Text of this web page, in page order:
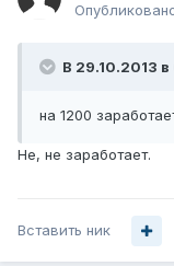
В 29.10.2013 в
на 1200
Не, не заработает.
Вставить ник